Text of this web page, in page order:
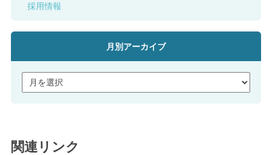
採用情報
月別アーカイブ
関連リンク